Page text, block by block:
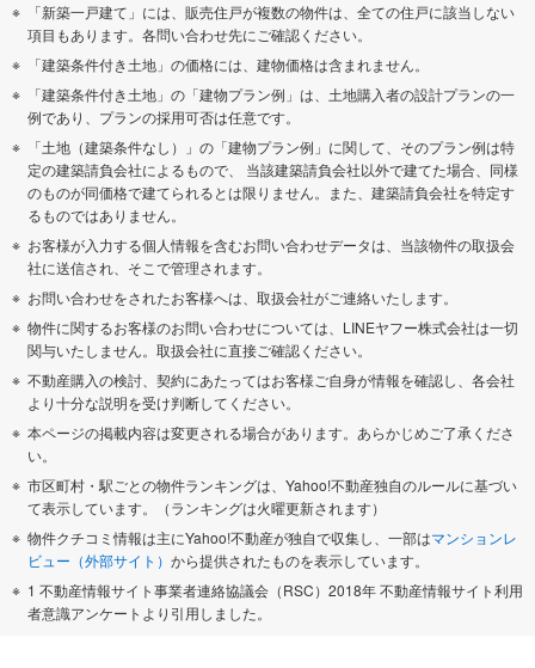
「新築一戸建て」には、販売住戸が複数の物件は、全ての住戸に該当しない
項目もあります。各問い合わせ先にご確認ください。
「建築条件付き土地」の価格には、建物価格は含まれません。
「建築条件付き土地」の「建物プラン例」は、土地購入者の設計プランの一
例であり、プランの採用可否は任意です。
「土地（建築条件なし）」の「建物プラン例」に関して、そのプラン例は特
定の建築請負会社によるもので、 当該建築請負会社以外で建てた場合、同様
のものが同価格で建てられるとは限りません。また、建築請負会社を特定す
るものではありません。
お客様が入力する個人情報を含むお問い合わせデータは、当該物件の取扱会
社に送信され、そこで管理されます。
お問い合わせをされたお客様へは、取扱会社がご連絡いたします。
物件に関するお客様のお問い合わせについては、LINEヤフー株式会社は一切
関与いたしません。取扱会社に直接ご確認ください。
不動産購入の検討、契約にあたってはお客様ご自身が情報を確認し、各会社
より十分な説明を受け判断してください。
本ページの掲載内容は変更される場合があります。あらかじめご了承くださ
い。
市区町村・駅ごとの物件ランキングは、Yahoo!不動産独自のルールに基づい
て表示しています。（ランキングは火曜更新されます）
物件クチコミ情報は主にYahoo!不動産が独自で収集し、一部はマンションレ
ビュー（外部サイト） から提供されたものを表示しています。
1 不動産情報サイト事業者連絡協議会（RSC）2018年 不動産情報サイト利用
者意識アンケートより引用しました。